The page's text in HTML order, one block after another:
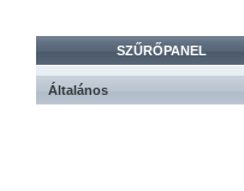
SZŰRŐPANEL
Általános